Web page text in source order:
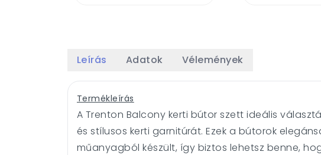
Leírás Adatok Vélemények
Termékleírás
A Trenton Balcony kerti bútor szett ideális
és stílusos kerti garnitúrát. Ezek a bútorok
műanyagból készült, így biztos lehetsz benne,